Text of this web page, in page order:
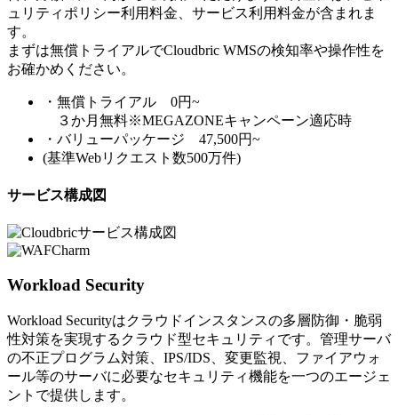
ュリティポリシー利用料金、サービス利用料金が含まれま
す。
まずは無償トライアルでCloudbric WMSの検知率や操作性を
お確かめください。
・無償トライアル 0円~
３か月無料※MEGAZONEキャンペーン適応時
・バリューパッケージ 47,500円~
(基準Webリクエスト数500万件)
サービス構成図
Workload Security
Workload Securityはクラウドインスタンスの多層防御・脆弱
性対策を実現するクラウド型セキュリティです。管理サーバ
の不正プログラム対策、IPS/IDS、変更監視、ファイアウォ
ール等のサーバに必要なセキュリティ機能を一つのエージェ
ントで提供します。